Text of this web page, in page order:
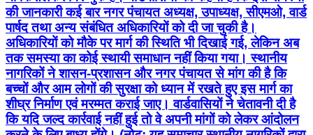
की जानकारी कई बार नगर पंचायत अध्यक्ष, उपाध्यक्ष, सीएमओ, वार्ड
पार्षद तथा अन्य संबंधित अधिकारियों को दी जा चुकी है।
अधिकारियों को मौके पर मार्ग की स्थिति भी दिखाई गई, लेकिन अब
तक समस्या का कोई स्थायी समाधान नहीं किया गया। स्थानीय
नागरिकों ने शासन-प्रशासन और नगर पंचायत से मांग की है कि
बच्चों और आम लोगों की सुरक्षा को ध्यान में रखते हुए इस मार्ग का
शीघ्र निर्माण एवं मरम्मत कराई जाए। वार्डवासियों ने चेतावनी दी है
कि यदि जल्द कार्रवाई नहीं हुई तो वे अपनी मांगों को लेकर आंदोलन